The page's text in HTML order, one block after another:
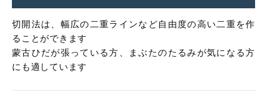
切開法は、幅広の二重ラインなど自由度の高い二重を作
ることができます
蒙古ひだが張っている方、まぶたのたるみが気になる方
にも適しています